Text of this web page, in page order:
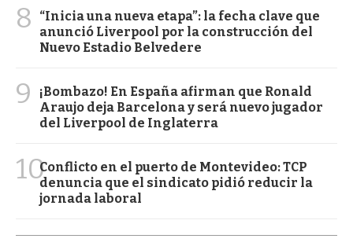
8
“Inicia una nueva etapa”: la fecha clave que
anunció Liverpool por la construcción del
Nuevo Estadio Belvedere
9
¡Bombazo! En España afirman que Ronald
Araujo deja Barcelona y será nuevo jugador
del Liverpool de Inglaterra
10Conflicto en el puerto de Montevideo: TCP
denuncia que el sindicato pidió reducir la
jornada laboral